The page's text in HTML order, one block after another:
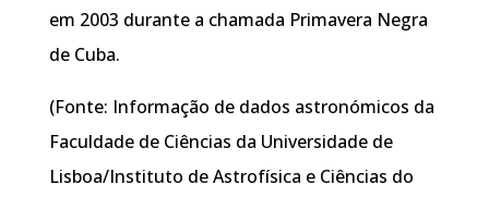
em 2003 durante a chamada Primavera Negra
de Cuba.
(Fonte: Informação de dados astronómicos da
Faculdade de Ciências da Universidade de
Lisboa/Instituto de Astrofísica e Ciências do